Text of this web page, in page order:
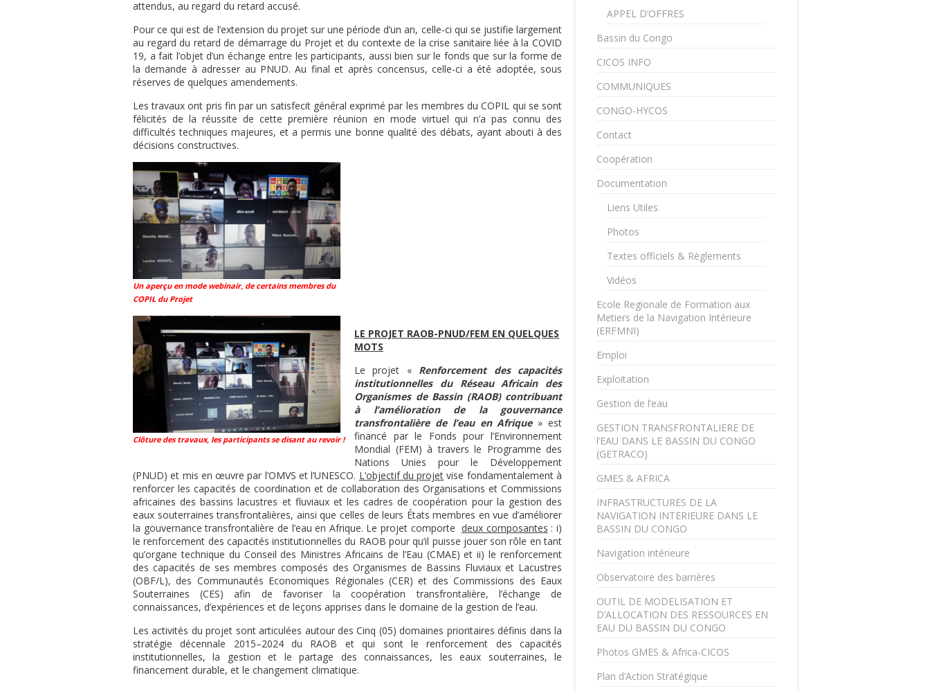
attendus, au regard du retard accusé.
Pour ce qui est de l’extension du projet sur une période d’un an, celle-ci qui se justifie largement
au regard du retard de démarrage du Projet et du contexte de la crise sanitaire liée à la COVID
19, a fait l’objet d’un échange entre les participants, aussi bien sur le fonds que sur la forme de
la demande à adresser au PNUD. Au final et après concensus, celle-ci a été adoptée, sous
réserves de quelques amendements.
Les travaux ont pris fin par un satisfecit général exprimé par les membres du COPIL qui se sont
félicités de la réussite de cette première réunion en mode virtuel qui n’a pas connu des
difficultés techniques majeures, et a permis une bonne qualité des débats, ayant abouti à des
décisions constructives.
Un aperçu en mode webinair, de certains membres du
COPIL du Projet
Clôture des travaux, les participants se disant au revoir !
LE PROJET RAOB-PNUD/FEM EN QUELQUES
MOTS
Le projet « Renforcement des capacités
institutionnelles du Réseau Africain des
Organismes de Bassin (RAOB) contribuant
à l’amélioration de la gouvernance
transfrontalière de l’eau en Afrique » est
financé par le Fonds pour l’Environnement
Mondial (FEM) à travers le Programme des
Nations Unies pour le Développement
(PNUD) et mis en œuvre par l’OMVS et l’UNESCO. L’objectif du projet vise fondamentalement à
renforcer les capacités de coordination et de collaboration des Organisations et Commissions
africaines des bassins lacustres et fluviaux et les cadres de coopération pour la gestion des
eaux souterraines transfrontalières, ainsi que celles de leurs États membres en vue d’améliorer
la gouvernance transfrontalière de l’eau en Afrique. Le projet comportedeux composantes : i)
le renforcement des capacités institutionnelles du RAOB pour qu’il puisse jouer son rôle en tant
qu’organe technique du Conseil des Ministres Africains de l’Eau (CMAE) et ii) le renforcement
des capacités de ses membres composés des Organismes de Bassins Fluviaux et Lacustres
(OBF/L), des Communautés Economiques Régionales (CER) et des Commissions des Eaux
Souterraines (CES) afin de favoriser la coopération transfrontalière, l’échange de
connaissances, d’expériences et de leçons apprises dans le domaine de la gestion de l’eau.
Les activités du projet sont articulées autour des Cinq (05) domaines prioritaires définis dans la
stratégie décennale 2015–2024 du RAOB et qui sont le renforcement des capacités
institutionnelles, la gestion et le partage des connaissances, les eaux souterraines, le
financement durable, et le changement climatique.
APPEL D’OFFRES
Bassin du Congo
CICOS INFO
COMMUNIQUES
CONGO-HYCOS
Contact
Coopération
Documentation
Liens Utiles
Photos
Textes officiels & Règlements
Vidéos
Ecole Regionale de Formation aux
Metiers de la Navigation Intérieure
(ERFMNI)
Emploi
Exploitation
Gestion de l’eau
GESTION TRANSFRONTALIERE DE
l’EAU DANS LE BASSIN DU CONGO
(GETRACO)
GMES & AFRICA
INFRASTRUCTURES DE LA
NAVIGATION INTERIEURE DANS LE
BASSIN DU CONGO
Navigation intérieure
Observatoire des barrières
OUTIL DE MODELISATION ET
D’ALLOCATION DES RESSOURCES EN
EAU DU BASSIN DU CONGO
Photos GMES & Africa-CICOS
Plan d’Action Stratégique